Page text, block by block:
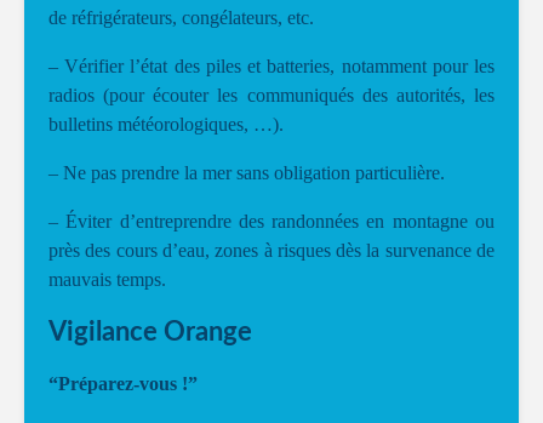
de réfrigérateurs, congélateurs, etc.
– Vérifier l’état des piles et batteries, notamment pour les
radios (pour écouter les communiqués des autorités, les
bulletins météorologiques, …).
– Ne pas prendre la mer sans obligation particulière.
– Éviter d’entreprendre des randonnées en montagne ou
près des cours d’eau, zones à risques dès la survenance de
mauvais temps.
Vigilance Orange
“Préparez-vous !”